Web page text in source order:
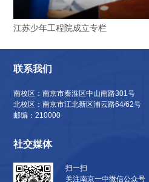
江苏少年工程院成立专栏
联系我们
南校区：南京市秦淮区中山南路301号
北校区：南京市江北新区浦云路64/62号
邮编：210000
社交媒体
扫一扫
关注南京一中微信公众号